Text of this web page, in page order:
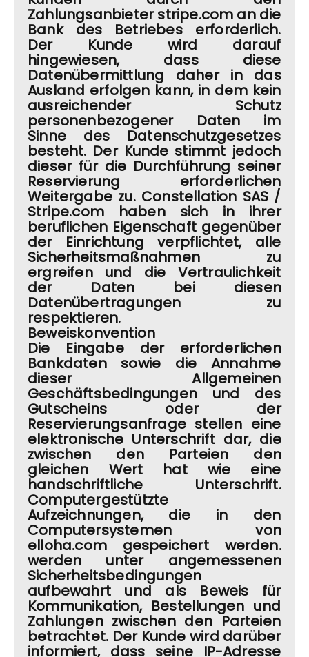
Zahlungsanbieter stripe.com an die
Bank des Betriebes erforderlich.
Der Kunde wird darauf
hingewiesen, dass diese
Datenübermittlung daher in das
Ausland erfolgen kann, in dem kein
ausreichender Schutz
personenbezogener Daten im
Sinne des Datenschutzgesetzes
besteht. Der Kunde stimmt jedoch
dieser für die Durchführung seiner
Reservierung erforderlichen
Weitergabe zu. Constellation SAS /
Stripe.com haben sich in ihrer
beruflichen Eigenschaft gegenüber
der Einrichtung verpflichtet, alle
Sicherheitsmaßnahmen zu
ergreifen und die Vertraulichkeit
der Daten bei diesen
Datenübertragungen zu
respektieren.
Beweiskonvention
Die Eingabe der erforderlichen
Bankdaten sowie die Annahme
dieser Allgemeinen
Geschäftsbedingungen und des
Gutscheins oder der
Reservierungsanfrage stellen eine
elektronische Unterschrift dar, die
zwischen den Parteien den
gleichen Wert hat wie eine
handschriftliche Unterschrift.
Computergestützte
Aufzeichnungen, die in den
Computersystemen von
elloha.com gespeichert werden.
werden unter angemessenen
Sicherheitsbedingungen
aufbewahrt und als Beweis für
Kommunikation, Bestellungen und
Zahlungen zwischen den Parteien
betrachtet. Der Kunde wird darüber
informiert, dass seine IP-Adresse